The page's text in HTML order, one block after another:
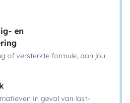
en
of versterkte formule, aan jou
in geval van last-